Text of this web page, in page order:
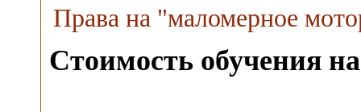
Права на "маломерное
Стоимость обучения